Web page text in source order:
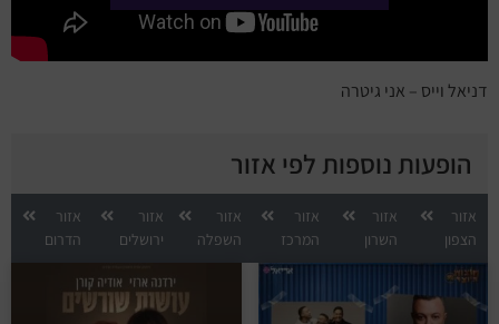
דניאל וייס – אני גיטרה
הופעות נוספות לפי אזור
אזור
הצפון
אזור
השרון
אזור
המרכז
אזור
השפלה
אזור
ירושלים
אזור
הדרום